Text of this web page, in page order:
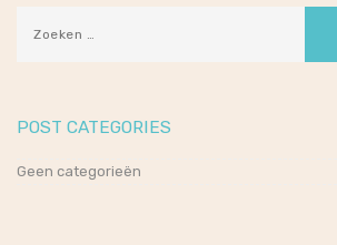
POST CATEGORIES
Geen categorieën